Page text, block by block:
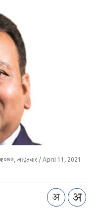
२०७७, आइतबार / April 11, 2021